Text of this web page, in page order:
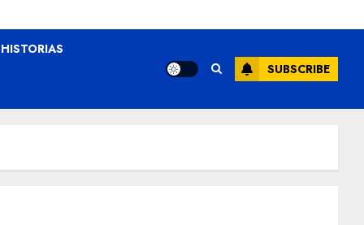
HISTORIAS
SUBSCRIBE